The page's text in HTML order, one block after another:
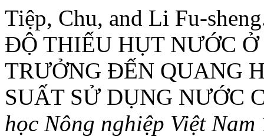
Tiệp, Chu, and Li Fu-
ĐỘ THIẾU HỤT NƯỚC
TRƯỞNG ĐẾN QUANG
SUẤT SỬ DỤNG NƯỚC
học Nông nghiệp Việt Nam